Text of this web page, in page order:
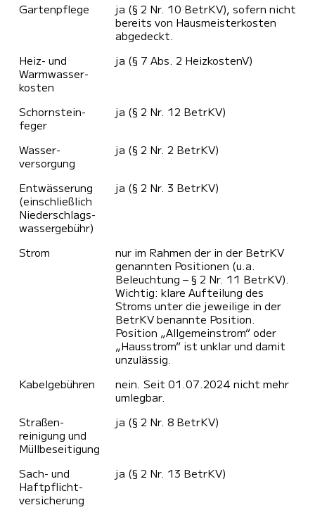
Garten­pflege
ja (§ 2 Nr. 10 BetrKV), sofern nicht
bereits von Hausmeisterkosten
abgedeckt.
Heiz- und
Warmwasser­
kosten
ja (§ 7 Abs. 2 HeizkostenV)
Schornstein­
feger
ja (§ 2 Nr. 12 BetrKV)
Wasser­
versorgung
ja (§ 2 Nr. 2 BetrKV)
Entwässerung
(einschließlich
Niederschlags­
wassergebühr)
ja (§ 2 Nr. 3 BetrKV)
Strom
nur im Rahmen der in der BetrKV
genannten Positionen (u.a.
Beleuchtung – § 2 Nr. 11 BetrKV).
Wichtig: klare Aufteilung des
Stroms unter die jeweilige in der
BetrKV benannte Position.
Position „Allgemeinstrom“ oder
„Hausstrom“ ist unklar und damit
unzulässig.
Kabel­gebühren
nein. Seit 01.07.2024 nicht mehr
umlegbar.
Straßen­
reinigung und
Müll­beseitigung
ja (§ 2 Nr. 8 BetrKV)
Sach- und
Haftpflicht­
versicherung
ja (§ 2 Nr. 13 BetrKV)